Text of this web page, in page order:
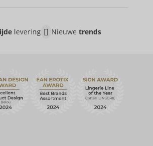
levering Nieuwe trends